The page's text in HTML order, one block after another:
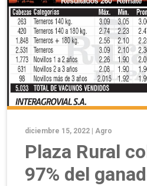
diciembre 15, 2022 | Agro
Plaza Rural
97% del